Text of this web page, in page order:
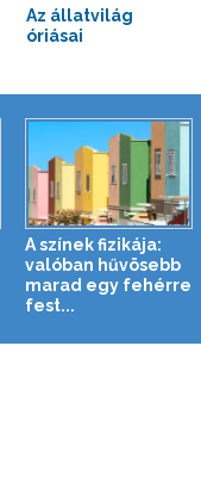
Az állatvilág
óriásai
A színek fizikája:
valóban hűvösebb
marad egy fehérre
fest...